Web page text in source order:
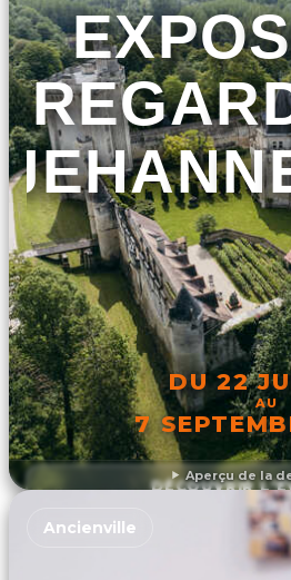
Aperçu de la
DU 22
AU
7
DÉCOUVRIR
Ancienville